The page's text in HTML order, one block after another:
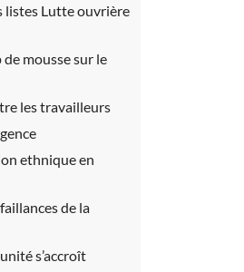
listes Lutte ouvrière
de mousse sur le
les travailleurs
ethnique en
de la
s’accroît